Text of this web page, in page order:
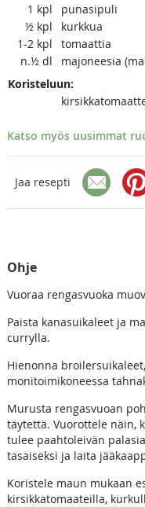
1 kpl
punasipuli
½ kpl
kurkkua
1-2 kpl
tomaattia
n.½ dl
majoneesia
Koristeluun:
Katso myös uusimmat
Jaa resepti
Ohje
Vuoraa rengasvuoka
Paista kanasuikaleet ja
currylla.
Hienonna
monitoimikoneessa
Murusta rengasvuoan
täytettä. Vuorottele näin,
tulee paahtoleivän
tasaiseksi ja laita
Koristele maun mukaan
kirsikkatomaateilla,